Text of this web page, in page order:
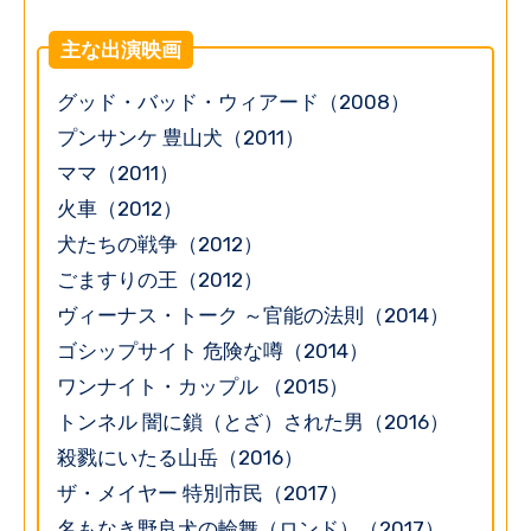
主な出演映画
グッド・バッド・ウィアード（2008）
プンサンケ 豊山犬（2011）
ママ（2011）
火車（2012）
犬たちの戦争（2012）
ごますりの王（2012）
ヴィーナス・トーク ～官能の法則（2014）
ゴシップサイト 危険な噂（2014）
ワンナイト・カップル （2015）
トンネル 闇に鎖（とざ）された男（2016）
殺戮にいたる山岳（2016）
ザ・メイヤー 特別市民（2017）